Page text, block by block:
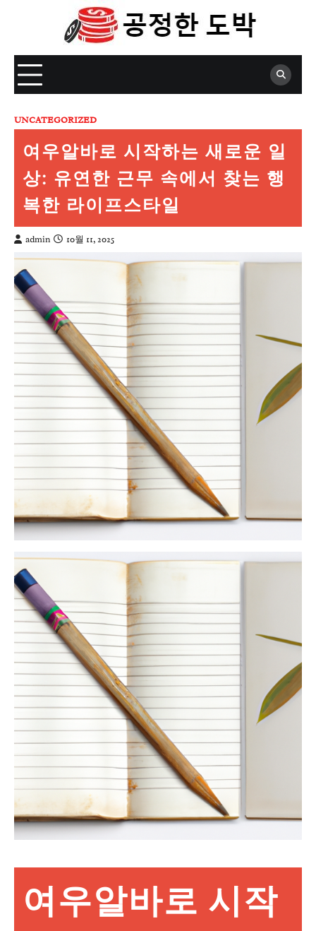
UNCATEGORIZED
여우알바로 시작하는 새로운 일
상: 유연한 근무 속에서 찾는 행
복한 라이프스타일
admin 10월 11, 2025
여우알바로 시작